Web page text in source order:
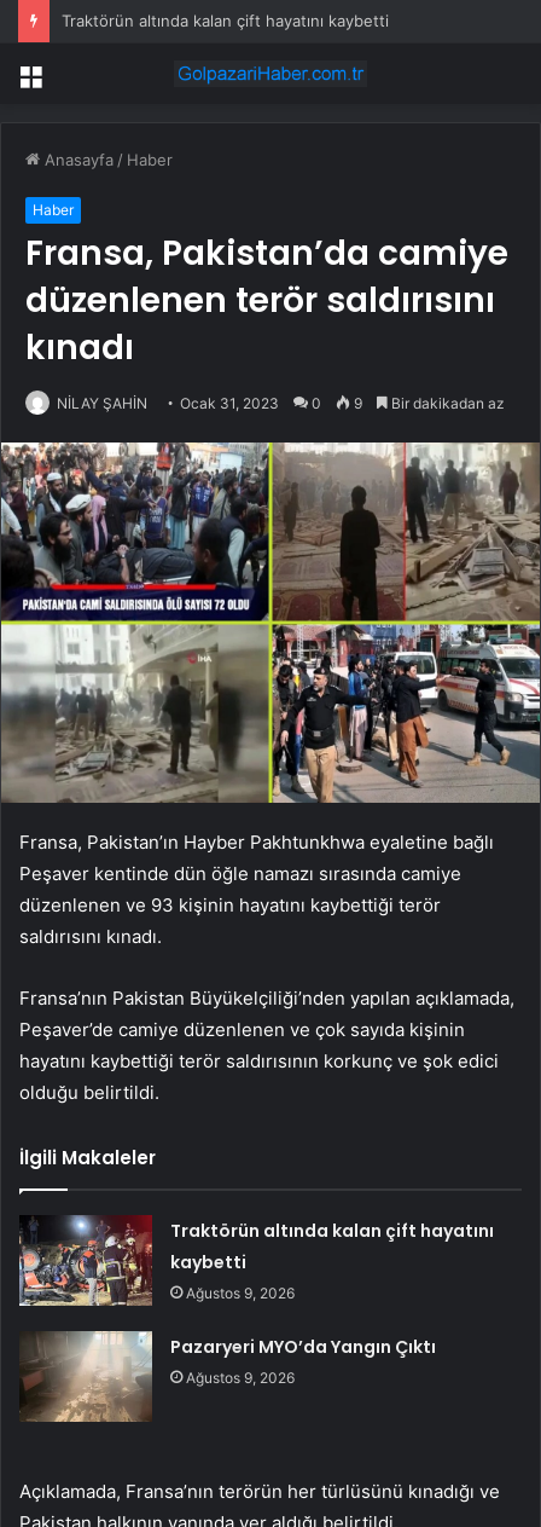
Traktörün altında kalan çift hayatını kaybetti
Menü
Anasayfa / Haber
Haber
Fransa, Pakistan’da camiye
düzenlenen terör saldırısını
kınadı
NİLAY ŞAHİN Ocak 31, 2023 0 9 Bir dakikadan az
Fransa, Pakistan’ın Hayber Pakhtunkhwa eyaletine bağlı
Peşaver kentinde dün öğle namazı sırasında camiye
düzenlenen ve 93 kişinin hayatını kaybettiği terör
saldırısını kınadı.
Fransa’nın Pakistan Büyükelçiliği’nden yapılan açıklamada,
Peşaver’de camiye düzenlenen ve çok sayıda kişinin
hayatını kaybettiği terör saldırısının korkunç ve şok edici
olduğu belirtildi.
İlgili Makaleler
Traktörün altında kalan çift hayatını
kaybetti
Ağustos 9, 2026
Pazaryeri MYO’da Yangın Çıktı
Ağustos 9, 2026
Açıklamada, Fransa’nın terörün her türlüsünü kınadığı ve
Pakistan halkının yanında yer aldığı belirtildi.